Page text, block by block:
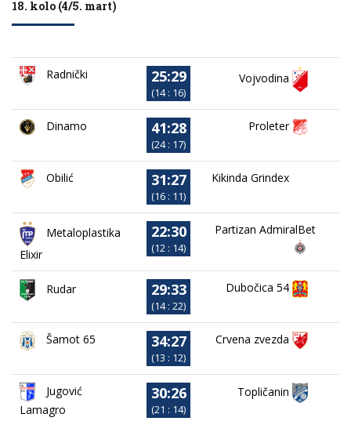
18. kolo (4/5. mart)
Radnički 25:29
(14 : 16)
Vojvodina
Dinamo 41:28
(24 : 17)
Proleter
Obilić 31:27
(16 : 11)
Kikinda Grindex
Metaloplastika
Elixir
22:30
(12 : 14)
Partizan AdmiralBet
Rudar 29:33
(14 : 22)
Dubočica 54
Šamot 65 34:27
(13 : 12)
Crvena zvezda
Jugović
Lamagro
30:26
(21 : 14)
Topličanin